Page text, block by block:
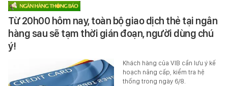
Từ 20h00 hôm nay, toàn bộ giao dịch thẻ tại ngân
hàng sau sẽ tạm thời gián đoạn, người dùng chú
ý!
Khách hàng của VIB cần lưu ý kế
hoạch nâng cấp, kiểm tra hệ
thống trong ngày 6/8.